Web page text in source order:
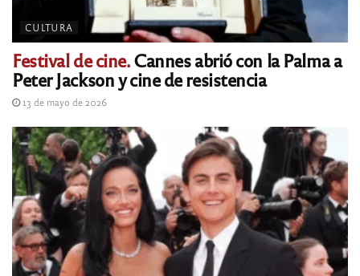
CULTURA
Festival de cine.Cannes abrió con la Palma a
Peter Jackson y cine de resistencia
13 de mayo de 2026